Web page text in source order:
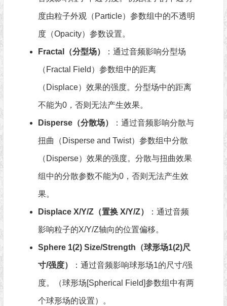
度由粒子外观（Particle）参数组中的不透明
度（Opacity）参数设置。
Fractal（分型场） ：通过音频影响分型场
（Fractal Field）参数组中的距离
（Displace）效果的强度。分型场中的距离
不能为0，否则无法产生效果。
Disperse（分散场） ：通过音频影响分散与
扭曲（Disperse and Twist）参数组中分散
（Disperse）效果的强度。分散与扭曲效果
组中的分散参数不能为0，否则无法产生效
果。
Displace X/Y/Z（置换 X/Y/Z） ：通过音频
影响粒子的X/Y/Z轴向的位置偏移。
Sphere 1(2) Size/Strength（球形场1(2)尺
寸/强度） ：通过音频影响球形场1的尺寸/强
度。（球形场[Spherical Field]参数组中有两
个球形场的设置）。